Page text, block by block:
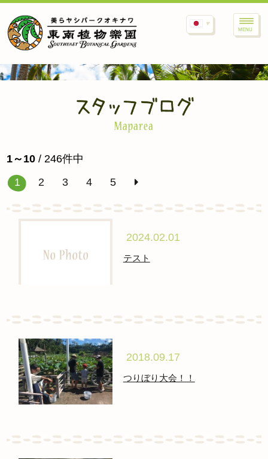
1～10 / 246件中
1
2 3 4 5
2024.02.01
テスト
2018.09.17
つりぼり大会！！
MENU